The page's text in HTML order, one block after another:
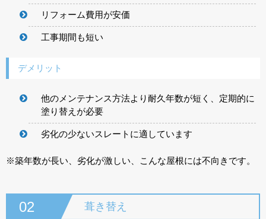
リフォーム費用が安価
工事期間も短い
デメリット
他のメンテナンス方法より耐久年数が短く、定期的に
塗り替えが必要
劣化の少ないスレートに適しています
※築年数が長い、劣化が激しい、こんな屋根には不向きです。
02 葺き替え